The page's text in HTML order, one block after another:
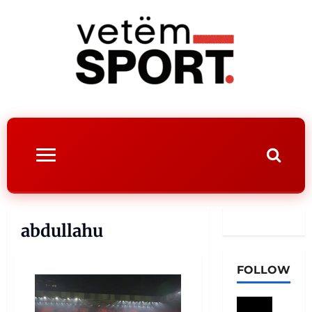
abdullahu
FOLLOW